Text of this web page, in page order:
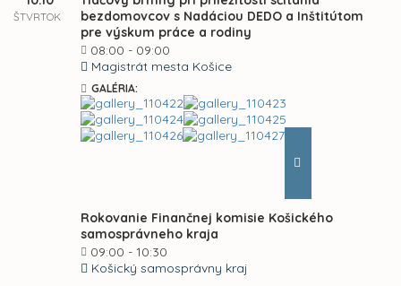
ŠTVRTOK
bezdomovcov s Nadáciou DEDO a Inštitútom
pre výskum práce a rodiny
08:00 - 09:00
Magistrát mesta Košice
GALÉRIA:
Rokovanie Finančnej komisie Košického
samosprávneho kraja
09:00 - 10:30
Košický samosprávny kraj